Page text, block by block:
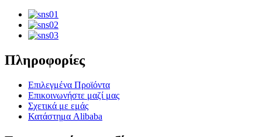
Πληροφορίες
Επιλεγμένα Προϊόντα
Επικοινωνήστε μαζί μας
Σχετικά με εμάς
Κατάστημα Alibaba